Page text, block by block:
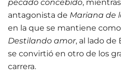
pecado concebido,
antagonista de Mariana de
en la que se mantiene
Destilando amor, al lado de
se convirtió en otro de los
carrera.